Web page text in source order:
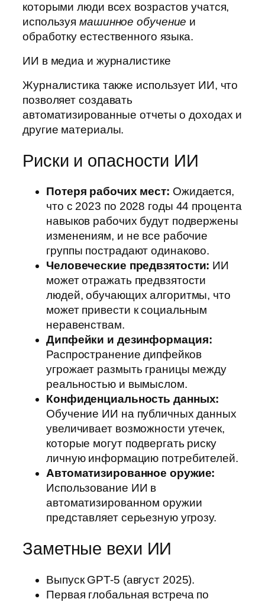
которыми люди всех возрастов учатся,
используямашинное обучение и
обработку естественного языка.
ИИ в медиа и журналистике
Журналистика также использует ИИ, что
позволяет создавать
автоматизированные отчеты о доходах и
другие материалы.
Риски и опасности ИИ
Потеря рабочих мест: Ожидается,
что с 2023 по 2028 годы 44 процента
навыков рабочих будут подвержены
изменениям, и не все рабочие
группы пострадают одинаково.
Человеческие предвзятости: ИИ
может отражать предвзятости
людей, обучающих алгоритмы, что
может привести к социальным
неравенствам.
Дипфейки и дезинформация:
Распространение дипфейков
угрожает размыть границы между
реальностью и вымыслом.
Конфиденциальность данных:
Обучение ИИ на публичных данных
увеличивает возможности утечек,
которые могут подвергать риску
личную информацию потребителей.
Автоматизированное оружие:
Использование ИИ в
автоматизированном оружии
представляет серьезную угрозу.
Заметные вехи ИИ
Выпуск GPT-5 (август 2025).
Первая глобальная встреча по